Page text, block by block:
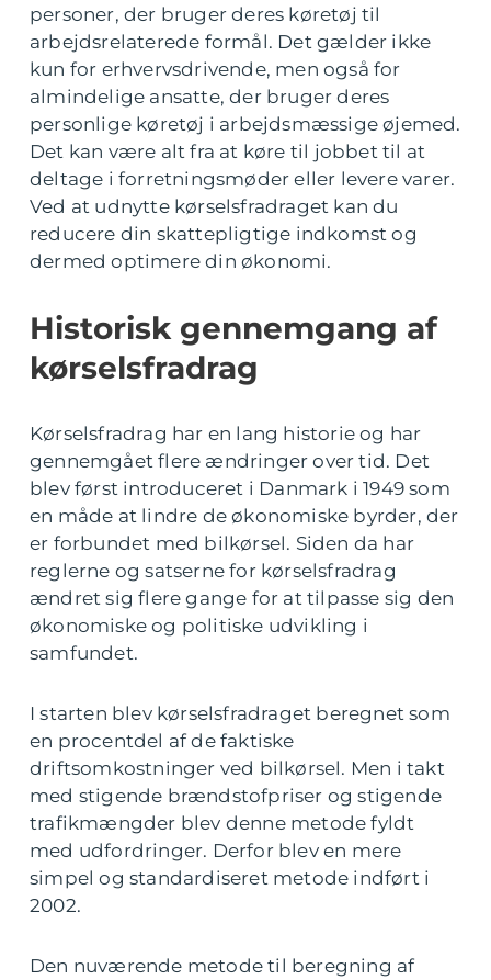
personer, der bruger deres køretøj til
arbejdsrelaterede formål. Det gælder ikke
kun for erhvervsdrivende, men også for
almindelige ansatte, der bruger deres
personlige køretøj i arbejdsmæssige øjemed.
Det kan være alt fra at køre til jobbet til at
deltage i forretningsmøder eller levere varer.
Ved at udnytte kørselsfradraget kan du
reducere din skattepligtige indkomst og
dermed optimere din økonomi.
Historisk gennemgang af
kørselsfradrag
Kørselsfradrag har en lang historie og har
gennemgået flere ændringer over tid. Det
blev først introduceret i Danmark i 1949 som
en måde at lindre de økonomiske byrder, der
er forbundet med bilkørsel. Siden da har
reglerne og satserne for kørselsfradrag
ændret sig flere gange for at tilpasse sig den
økonomiske og politiske udvikling i
samfundet.
I starten blev kørselsfradraget beregnet som
en procentdel af de faktiske
driftsomkostninger ved bilkørsel. Men i takt
med stigende brændstofpriser og stigende
trafikmængder blev denne metode fyldt
med udfordringer. Derfor blev en mere
simpel og standardiseret metode indført i
2002.
Den nuværende metode til beregning af